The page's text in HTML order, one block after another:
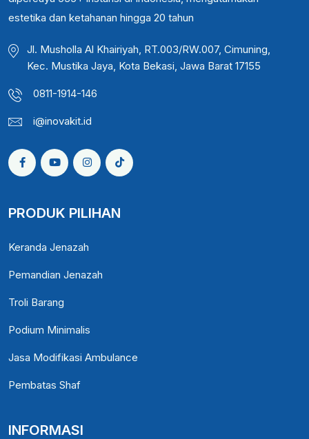
estetika dan ketahanan hingga 20 tahun
Jl. Musholla Al Khairiyah, RT.003/RW.007, Cimuning,
Kec. Mustika Jaya, Kota Bekasi, Jawa Barat 17155
0811-1914-146
i@inovakit.id
PRODUK PILIHAN
Keranda Jenazah
Pemandian Jenazah
Troli Barang
Podium Minimalis
Jasa Modifikasi Ambulance
Pembatas Shaf
INFORMASI